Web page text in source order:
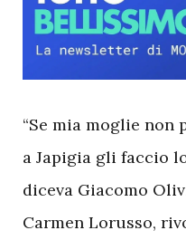
“Se mia moglie non
a Japigia gli faccio
diceva Giacomo
Carmen Lorusso,